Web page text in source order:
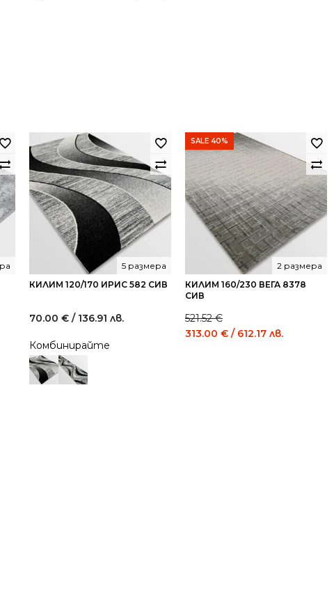
КИЛИМ 120/170 ИРИС 582 СИВ
5 размера
70.00 € / 136.91 лв.
Комбинирайте
SALE 40%
КИЛИМ 160/230 ВЕГА 8378
СИВ
2 размера
521.52€
Original
313.00 € / 612.17 лв.